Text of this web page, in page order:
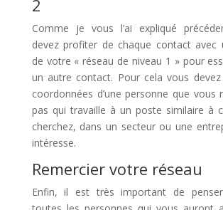
2
Comme je vous l’ai expliqué
devez profiter de chaque contact avec
de votre « réseau de niveau 1 » pour
un autre contact. Pour cela vous devez
coordonnées d’une personne que vous
pas qui travaille à un poste similaire à
cherchez, dans un secteur ou une
intéresse.
Remercier votre réseau
Enfin, il est très important de